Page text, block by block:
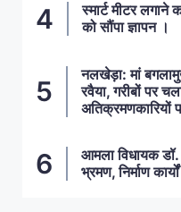
स्मार्ट मीटर
को सौंपा ज्ञापन ।
नलखेड़ा: मां
रवैया, गरीबों पर
अतिक्रमणकारियों
आमला विधायक
भ्रमण, निर्माण